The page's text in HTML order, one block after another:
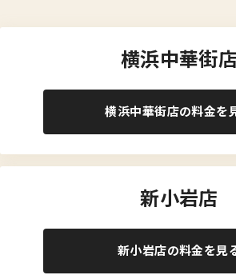
横浜中華街店
横浜中華街店の料金を
新小岩店
新小岩店の料金を見